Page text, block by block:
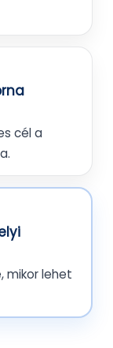
cél a
mikor lehet